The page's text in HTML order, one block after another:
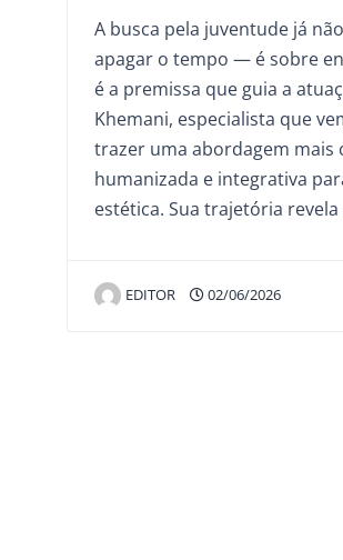
A busca pela juventude já
apagar o tempo — é sobre
é a premissa que guia a
Khemani, especialista que
trazer uma abordagem mais
humanizada e integrativa
estética. Sua trajetória
EDITOR 02/06/2026